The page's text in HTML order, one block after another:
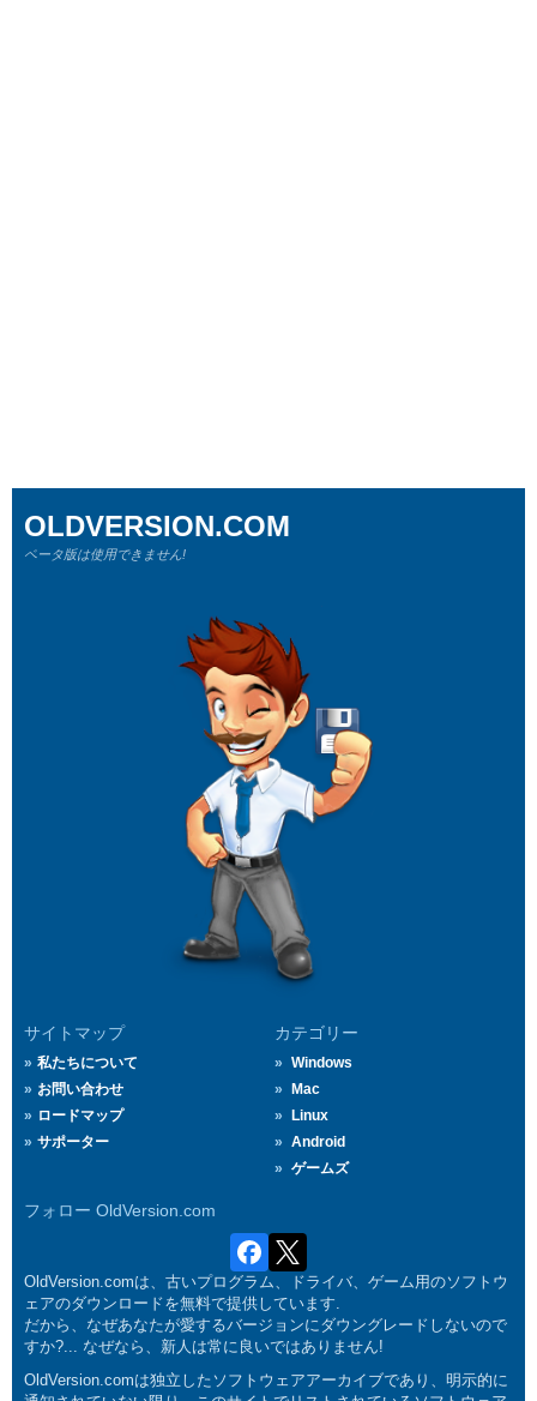
サイトマップ
私たちについて
お問い合わせ
ロードマップ
サポーター
カテゴリー
Windows
Mac
Linux
Android
ゲームズ
フォロー OldVersion.com
OLDVERSION.COM
ベータ版は使用できません!
OldVersion.comは、古いプログラム、ドライバ、ゲーム用のソフトウ
ェアのダウンロードを無料で提供しています.
だから、なぜあなたが愛するバージョンにダウングレードしないので
すか?... なぜなら、新人は常に良いではありません!
OldVersion.comは独立したソフトウェアアーカイブであり、明示的に